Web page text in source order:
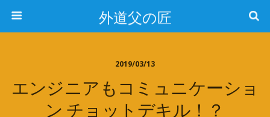
外道父の匠
2019/03/13
エンジニアもコミュニケーショ
ン チョットデキル！？